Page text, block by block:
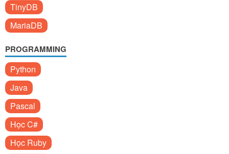
TinyDB
MariaDB
PROGRAMMING
Python
Java
Pascal
Học C#
Học Ruby